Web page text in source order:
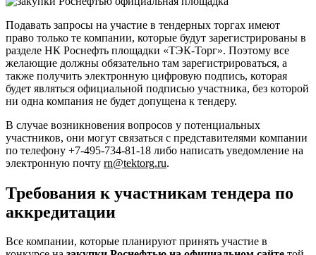
Подавать запросы на участие в тендерных торгах имеют
право только те компании, которые будут зарегистрированы в
разделе НК Роснефть площадки «ТЭК-Торг». Поэтому все
желающие должны обязательно там зарегистрироваться, а
также получить электронную цифровую подпись, которая
будет являться официальной подписью участника, без которой
ни одна компания не будет допущена к тендеру.
В случае возникновения вопросов у потенциальных
участников, они могут связаться с представителями компании
по телефону +7-495-734-81-18 либо написать уведомление на
электронную почту rn@tektorg.ru.
Требования к участникам тендера по
аккредитации
Все компании, которые планируют принять участие в